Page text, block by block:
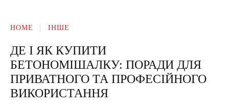
HOME ІНШЕ
ДЕ І ЯК КУПИТИ
БЕТОНОМІШАЛКУ: ПОРАДИ ДЛЯ
ПРИВАТНОГО ТА ПРОФЕСІЙНОГО
ВИКОРИСТАННЯ